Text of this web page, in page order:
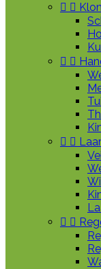
 
 
 
 